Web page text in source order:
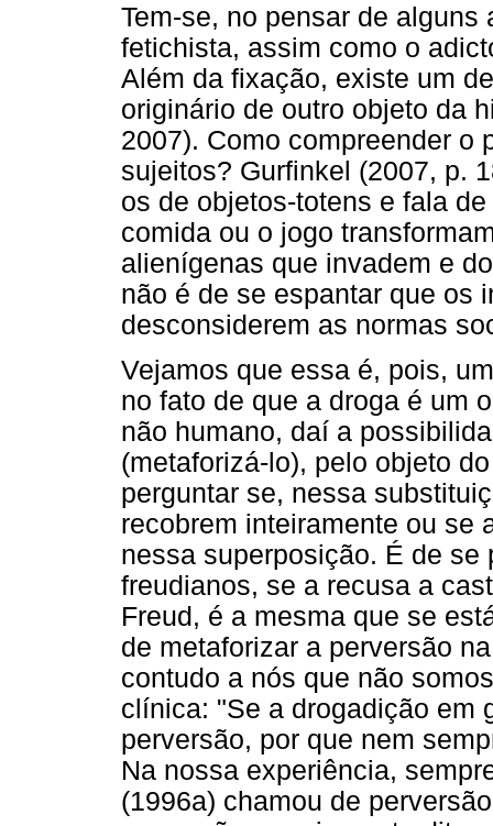
Tem-se, no pensar de
fetichista, assim como o
Além da fixação, existe um
originário de outro objeto da
2007). Como compreender o
sujeitos? Gurfinkel (2007, p.
os de objetos-totens e fala
comida ou o jogo
alienígenas que invadem e
não é de se espantar que os
desconsiderem as normas
Vejamos que essa é, pois,
no fato de que a droga é um
não humano, daí a
(metaforizá-lo), pelo objeto
perguntar se, nessa
recobrem inteiramente ou se
nessa superposição. É de se
freudianos, se a recusa a
Freud, é a mesma que se
de metaforizar a perversão
contudo a nós que não
clínica: "Se a drogadição em
perversão, por que nem
Na nossa experiência,
(1996a) chamou de